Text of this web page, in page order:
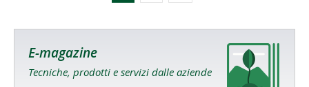
E-magazine
Tecniche, prodotti e servizi dalle aziende